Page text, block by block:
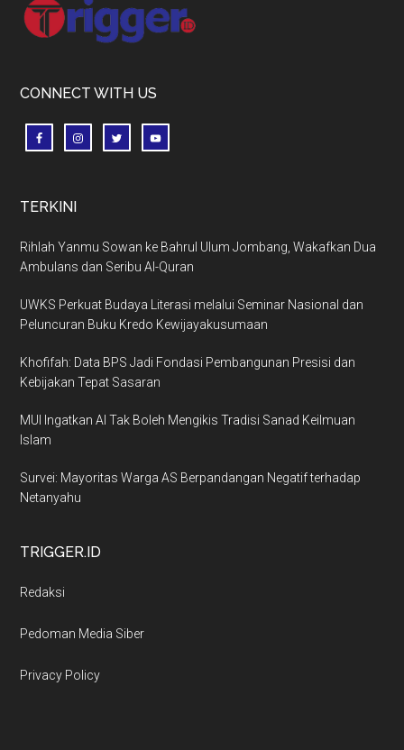
CONNECT WITH US
TERKINI
Rihlah Yanmu Sowan ke Bahrul Ulum Jombang, Wakafkan Dua
Ambulans dan Seribu Al-Quran
UWKS Perkuat Budaya Literasi melalui Seminar Nasional dan
Peluncuran Buku Kredo Kewijayakusumaan
Khofifah: Data BPS Jadi Fondasi Pembangunan Presisi dan
Kebijakan Tepat Sasaran
MUI Ingatkan AI Tak Boleh Mengikis Tradisi Sanad Keilmuan
Islam
Survei: Mayoritas Warga AS Berpandangan Negatif terhadap
Netanyahu
TRIGGER.ID
Redaksi
Pedoman Media Siber
Privacy Policy